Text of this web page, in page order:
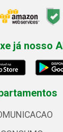
já nosso